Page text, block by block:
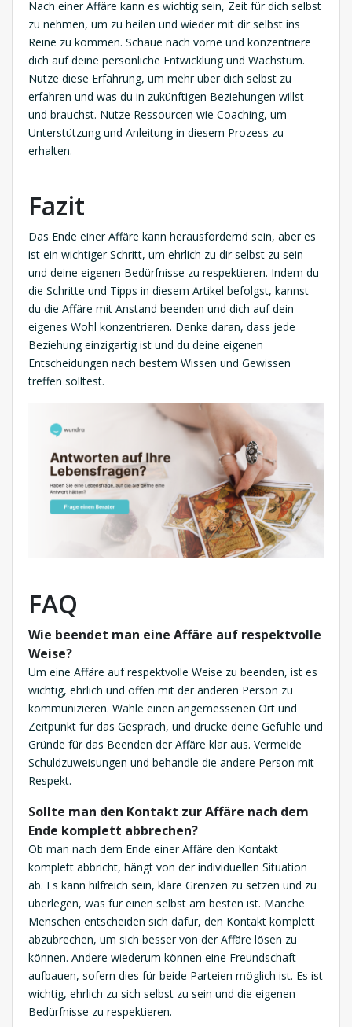
Nach einer Affäre kann es wichtig sein, Zeit für dich selbst
zu nehmen, um zu heilen und wieder mit dir selbst ins
Reine zu kommen. Schaue nach vorne und konzentriere
dich auf deine persönliche Entwicklung und Wachstum.
Nutze diese Erfahrung, um mehr über dich selbst zu
erfahren und was du in zukünftigen Beziehungen willst
und brauchst. Nutze Ressourcen wie Coaching, um
Unterstützung und Anleitung in diesem Prozess zu
erhalten.
Fazit
Das Ende einer Affäre kann herausfordernd sein, aber es
ist ein wichtiger Schritt, um ehrlich zu dir selbst zu sein
und deine eigenen Bedürfnisse zu respektieren. Indem du
die Schritte und Tipps in diesem Artikel befolgst, kannst
du die Affäre mit Anstand beenden und dich auf dein
eigenes Wohl konzentrieren. Denke daran, dass jede
Beziehung einzigartig ist und du deine eigenen
Entscheidungen nach bestem Wissen und Gewissen
treffen solltest.
FAQ
Wie beendet man eine Affäre auf respektvolle
Weise?
Um eine Affäre auf respektvolle Weise zu beenden, ist es
wichtig, ehrlich und offen mit der anderen Person zu
kommunizieren. Wähle einen angemessenen Ort und
Zeitpunkt für das Gespräch, und drücke deine Gefühle und
Gründe für das Beenden der Affäre klar aus. Vermeide
Schuldzuweisungen und behandle die andere Person mit
Respekt.
Sollte man den Kontakt zur Affäre nach dem
Ende komplett abbrechen?
Ob man nach dem Ende einer Affäre den Kontakt
komplett abbricht, hängt von der individuellen Situation
ab. Es kann hilfreich sein, klare Grenzen zu setzen und zu
überlegen, was für einen selbst am besten ist. Manche
Menschen entscheiden sich dafür, den Kontakt komplett
abzubrechen, um sich besser von der Affäre lösen zu
können. Andere wiederum können eine Freundschaft
aufbauen, sofern dies für beide Parteien möglich ist. Es ist
wichtig, ehrlich zu sich selbst zu sein und die eigenen
Bedürfnisse zu respektieren.